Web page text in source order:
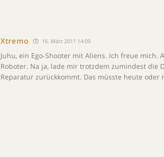
Xtremo 16. März 2011 14:09
Juhu, ein Ego-Shooter mit Aliens. Ich freue mich.
Roboter. Na ja, lade mir trotzdem zumindest die
Reparatur zurückkommt. Das müsste heute oder